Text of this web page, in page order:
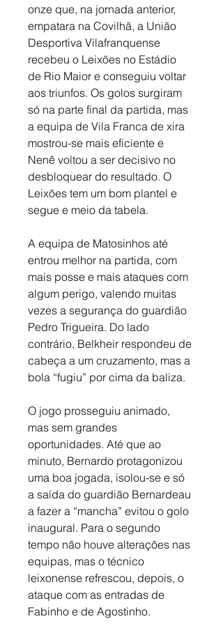
onze que, na jornada anterior,
empatara na Covilhã, a União
Desportiva Vilafranquense
recebeu o Leixões no Estádio
de Rio Maior e conseguiu voltar
aos triunfos. Os golos surgiram
só na parte final da partida, mas
a equipa de Vila Franca de xira
mostrou-se mais eficiente e
Nenê voltou a ser decisivo no
desbloquear do resultado. O
Leixões tem um bom plantel e
segue e meio da tabela.
A equipa de Matosinhos até
entrou melhor na partida, com
mais posse e mais ataques com
algum perigo, valendo muitas
vezes a segurança do guardião
Pedro Trigueira. Do lado
contrário, Belkheir respondeu de
cabeça a um cruzamento, mas a
bola “fugiu” por cima da baliza.
O jogo prosseguiu animado,
mas sem grandes
oportunidades. Até que ao
minuto, Bernardo protagonizou
uma boa jogada, isolou-se e só
a saída do guardião Bernardeau
a fazer a “mancha” evitou o golo
inaugural. Para o segundo
tempo não houve alterações nas
equipas, mas o técnico
leixonense refrescou, depois, o
ataque com as entradas de
Fabinho e de Agostinho.